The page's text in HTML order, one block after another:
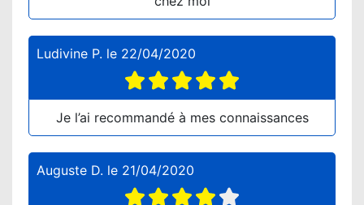
Ludivine P. le 22/04/2020
Je l’ai recommandé à mes connaissances
Auguste D. le 21/04/2020